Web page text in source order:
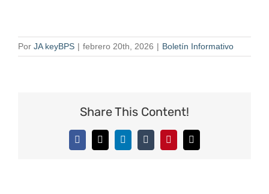
Por JA keyBPS | febrero 20th, 2026 | Boletín Informativo
Share This Content!
Facebook
X LinkedInTumblrPinterestCorreo
electrónico